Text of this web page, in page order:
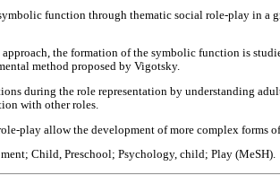
function through thematic social role-play in a
the formation of the symbolic function is
method proposed by Vigotsky.
during the role representation by understanding
with other roles.
play allow the development of more complex forms
Child, Preschool; Psychology, child; Play (MeSH).